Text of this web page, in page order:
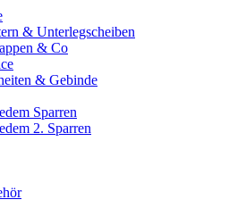
& Unterlegscheiben
& Co
& Gebinde
Sparren
2. Sparren